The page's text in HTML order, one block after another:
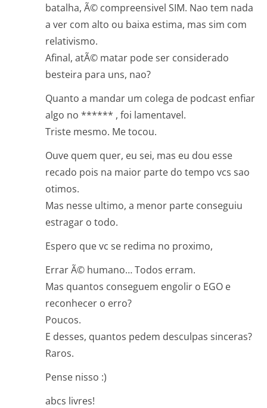
batalha, Ã© compreensivel SIM. Nao tem nada
a ver com alto ou baixa estima, mas sim com
relativismo.
Afinal, atÃ© matar pode ser considerado
besteira para uns, nao?
Quanto a mandar um colega de podcast enfiar
algo no ****** , foi lamentavel.
Triste mesmo. Me tocou.
Ouve quem quer, eu sei, mas eu dou esse
recado pois na maior parte do tempo vcs sao
otimos.
Mas nesse ultimo, a menor parte conseguiu
estragar o todo.
Espero que vc se redima no proximo,
Errar Ã© humano… Todos erram.
Mas quantos conseguem engolir o EGO e
reconhecer o erro?
Poucos.
E desses, quantos pedem desculpas sinceras?
Raros.
Pense nisso :)
abcs livres!